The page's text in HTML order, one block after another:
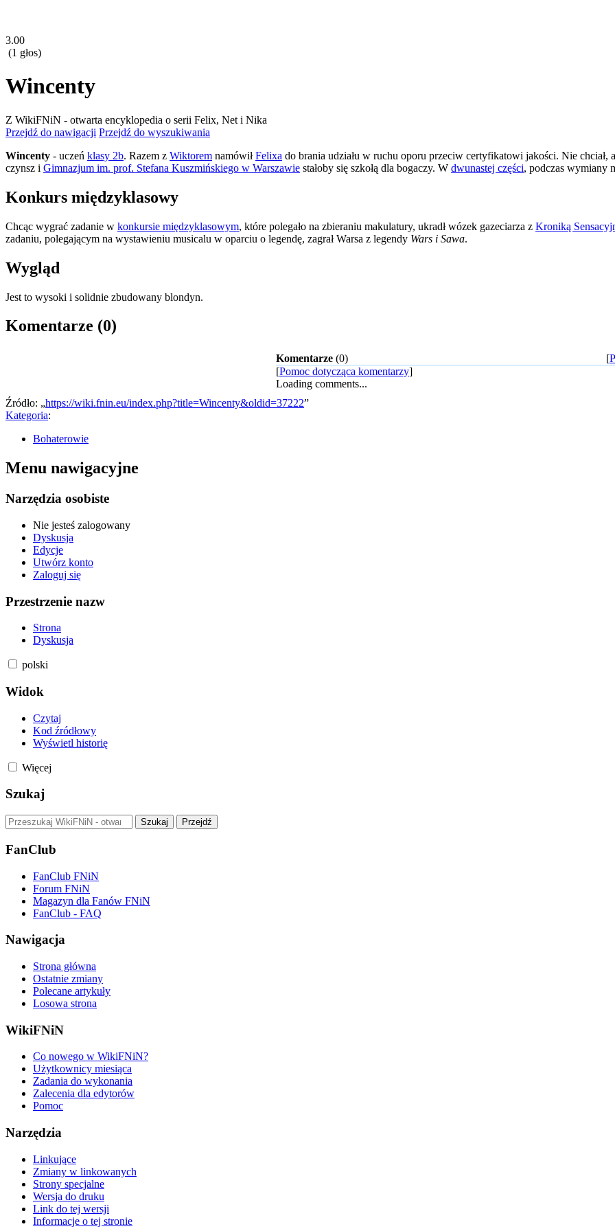
3.00
(1 głos)
Wincenty
Z WikiFNiN - otwarta encyklopedia o serii Felix, Net i Nika
Przejdź do nawigacji Przejdź do wyszukiwania
Wincenty - uczeń klasy 2b. Razem z Wiktorem namówiłFelixa do brania udziału w ruchu oporu przeciw certyfikatowi jakości. Nie chciał,
czynsz i Gimnazjum im. prof. Stefana Kuszmińskiego w Warszawie stałoby się szkołą dla bogaczy. W dwunastej części, podczas wymiany
Konkurs międzyklasowy
Chcąc wygrać zadanie w konkursie międzyklasowym, które polegało na zbieraniu makulatury, ukradł wózek gazeciarza z Kroniką
zadaniu, polegającym na wystawieniu musicalu w oparciu o legendę, zagrał Warsa z legendy Wars i Sawa.
Wygląd
Jest to wysoki i solidnie zbudowany blondyn.
Komentarze (0)
Komentarze (0) [
[Pomoc dotycząca komentarzy]
Loading comments...
Źródło: „https://wiki.fnin.eu/index.php?title=Wincenty&oldid=37222”
Kategoria:
Bohaterowie
Menu nawigacyjne
Narzędzia osobiste
Nie jesteś zalogowany
Dyskusja
Edycje
Utwórz konto
Zaloguj się
Przestrzenie nazw
Strona
Dyskusja
polski
Widok
Czytaj
Kod źródłowy
Wyświetl historię
Więcej
Szukaj
FanClub
FanClub FNiN
Forum FNiN
Magazyn dla Fanów FNiN
FanClub - FAQ
Nawigacja
Strona główna
Ostatnie zmiany
Polecane artykuły
Losowa strona
WikiFNiN
Co nowego w WikiFNiN?
Użytkownicy miesiąca
Zadania do wykonania
Zalecenia dla edytorów
Pomoc
Narzędzia
Linkujące
Zmiany w linkowanych
Strony specjalne
Wersja do druku
Link do tej wersji
Informacje o tej stronie